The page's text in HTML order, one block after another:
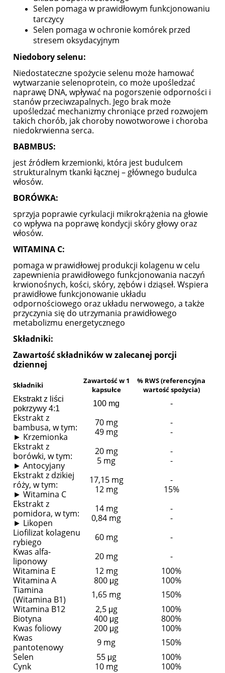
Selen pomaga w prawidłowym funkcjonowaniu
tarczycy
Selen pomaga w ochronie komórek przed
stresem oksydacyjnym
Niedobory selenu:
Niedostateczne spożycie selenu może hamować
wytwarzanie selenoprotein, co może upośledzać
naprawę DNA, wpływać na pogorszenie odporności i
stanów przeciwzapalnych. Jego brak może
upośledzać mechanizmy chroniące przed rozwojem
takich chorób, jak choroby nowotworowe i choroba
niedokrwienna serca.
BABMBUS:
jest źródłem krzemionki, która jest budulcem
strukturalnym tkanki łącznej – głównego budulca
włosów.
BORÓWKA:
sprzyja poprawie cyrkulacji mikrokrążenia na głowie
co wpływa na poprawę kondycji skóry głowy oraz
włosów.
WITAMINA C:
pomaga w prawidłowej produkcji kolagenu w celu
zapewnienia prawidłowego funkcjonowania naczyń
krwionośnych, kości, skóry, zębów i dziąseł. Wspiera
prawidłowe funkcjonowanie układu
odpornościowego oraz układu nerwowego, a także
przyczynia się do utrzymania prawidłowego
metabolizmu energetycznego
Składniki:
Zawartość składników w zalecanej porcji
dziennej
Składniki
Zawartość w 1
kapsułce
% RWS (referencyjna
wartość spożycia)
Ekstrakt z liści
pokrzywy 4:1
100 mg -
Ekstrakt z
bambusa, w tym:
► Krzemionka
70 mg
49 mg
-
-
Ekstrakt z
borówki, w tym:
► Antocyjany
20 mg
5 mg
-
-
Ekstrakt z dzikiej
róży, w tym:
► Witamina C
17,15 mg
12 mg
-
15%
Ekstrakt z
pomidora, w tym:
► Likopen
14 mg
0,84 mg
-
-
Liofilizat kolagenu
rybiego
60 mg
-
Kwas alfa-
liponowy
20 mg
-
Witamina E
12 mg
100%
Witamina A
800 μg
100%
Tiamina
(Witamina B1)
1,65 mg
150%
Witamina B12
2,5 μg
100%
Biotyna
400 μg
800%
Kwas foliowy
200 μg
100%
Kwas
pantotenowy
9 mg
150%
Selen
55 μg
100%
Cynk
10 mg 100%